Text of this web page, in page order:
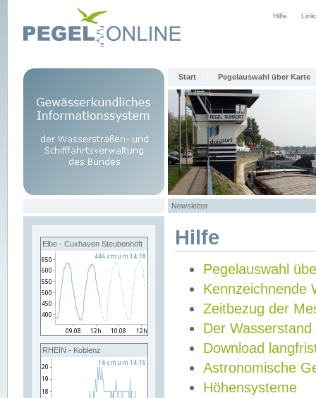
Hilfe
Start Pegelauswahl über Karte
Newsletter
Elbe - Cuxhaven Steubenhöft
RHEIN - Koblenz
Hilfe
Pegelauswahl
Kennzeichnende
Zeitbezug der
Der Wasserstand
Download
Astronomische
Höhensysteme